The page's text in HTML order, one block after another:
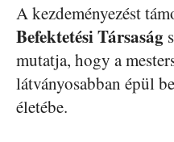
A kezdeményezést
Befektetési Társaság
mutatja, hogy a
látványosabban épül
életébe.